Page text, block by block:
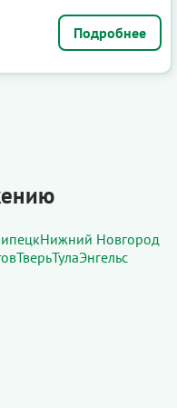
Подробнее
Нижний Новгород
ТверьТулаЭнгельс